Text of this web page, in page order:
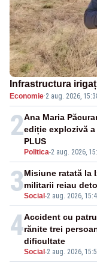
Infrastructura
Economie·2 aug. 2026,
2
Politica-2 aug. 2026,
Ana Maria
ediție explozivă
PLUS
3Social -2 aug. 2026,
Misiune ratată la
militarii reiau
4
Social -2 aug. 2026,
Accident cu
rănite trei
dificultate